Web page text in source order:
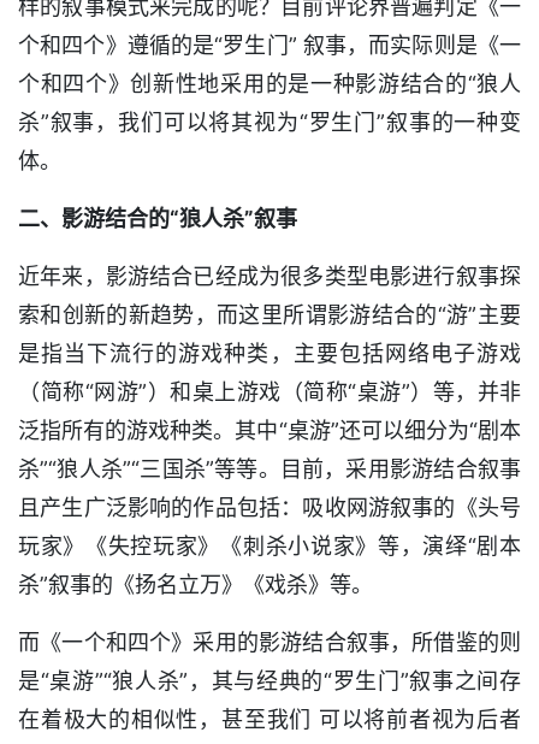
样的叙事模式来完成的呢？目前评论界普遍判定《一
个和四个》遵循的是“罗生门” 叙事，而实际则是《一
个和四个》创新性地采用的是一种影游结合的“狼人
杀”叙事，我们可以将其视为“罗生门”叙事的一种变
体。
二、影游结合的“狼人杀”叙事
近年来，影游结合已经成为很多类型电影进行叙事探
索和创新的新趋势，而这里所谓影游结合的“游”主要
是指当下流行的游戏种类，主要包括网络电子游戏
（简称“网游”）和桌上游戏（简称“桌游”）等，并非
泛指所有的游戏种类。其中“桌游”还可以细分为“剧本
杀”“狼人杀”“三国杀”等等。目前，采用影游结合叙事
且产生广泛影响的作品包括：吸收网游叙事的《头号
玩家》《失控玩家》《刺杀小说家》等，演绎“剧本
杀”叙事的《扬名立万》《戏杀》等。
而《一个和四个》采用的影游结合叙事，所借鉴的则
是“桌游”“狼人杀”，其与经典的“罗生门”叙事之间存
在着极大的相似性，甚至我们 可以将前者视为后者